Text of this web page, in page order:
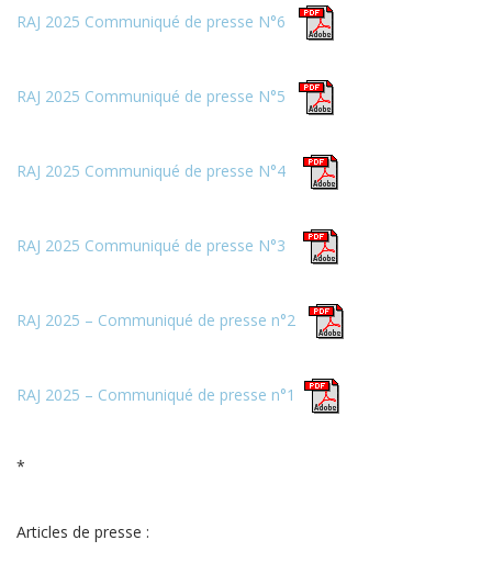
RAJ 2025 Communiqué de presse N°6
RAJ 2025 Communiqué de presse N°5
RAJ 2025 Communiqué de presse N°4
RAJ 2025 Communiqué de presse N°3
RAJ 2025 – Communiqué de presse n°2
RAJ 2025 – Communiqué de presse n°1
*
Articles de presse :